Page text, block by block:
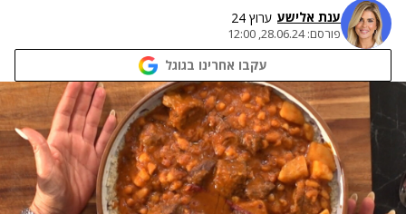
ענת אלישע ערוץ 24
פורסם:28.06.24, 12:00
עקבו אחרינו בגוגל